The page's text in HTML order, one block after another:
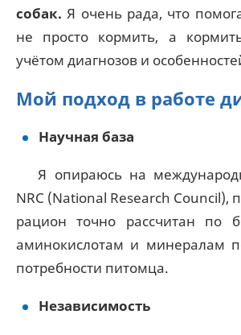
собак.Я очень рада, что
не просто кормить, а
учётом диагнозов и
Мой подход в работе
Научная база
Я опираюсь на
NRC (National Research Council),
рацион точно рассчитан по
аминокислотам и минералам
потребности питомца.
Независимость